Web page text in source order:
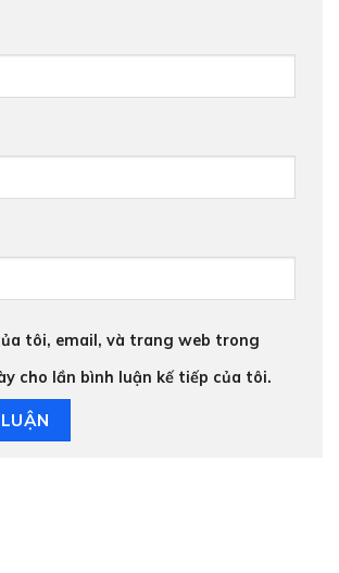
tôi, email, và trang web trong
cho lần bình luận kế tiếp của tôi.